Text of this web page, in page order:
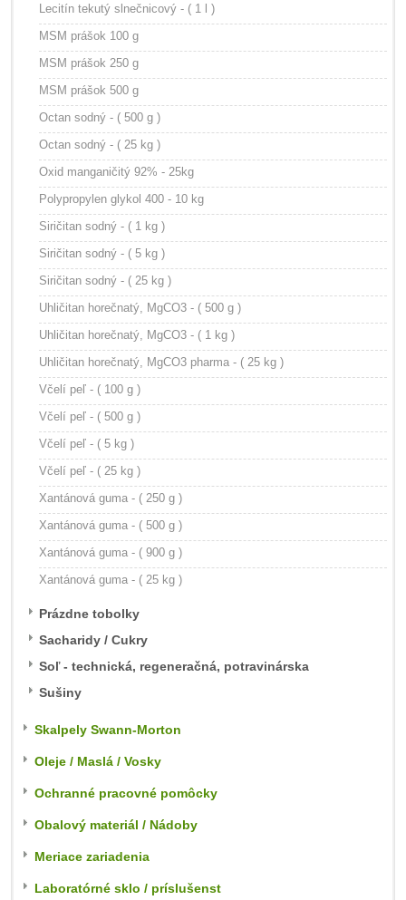
Lecitín tekutý slnečnicový - ( 1 l )
MSM prášok 100 g
MSM prášok 250 g
MSM prášok 500 g
Octan sodný - ( 500 g )
Octan sodný - ( 25 kg )
Oxid manganičitý 92% - 25kg
Polypropylen glykol 400 - 10 kg
Siričitan sodný - ( 1 kg )
Siričitan sodný - ( 5 kg )
Siričitan sodný - ( 25 kg )
Uhličitan horečnatý, MgCO3 - ( 500 g )
Uhličitan horečnatý, MgCO3 - ( 1 kg )
Uhličitan horečnatý, MgCO3 pharma - ( 25 kg )
Včelí peľ - ( 100 g )
Včelí peľ - ( 500 g )
Včelí peľ - ( 5 kg )
Včelí peľ - ( 25 kg )
Xantánová guma - ( 250 g )
Xantánová guma - ( 500 g )
Xantánová guma - ( 900 g )
Xantánová guma - ( 25 kg )
Prázdne tobolky
Sacharidy / Cukry
Soľ - technická, regeneračná, potravinárska
Sušiny
Skalpely Swann-Morton
Oleje / Maslá / Vosky
Ochranné pracovné pomôcky
Obalový materiál / Nádoby
Meriace zariadenia
Laboratórné sklo / príslušenst